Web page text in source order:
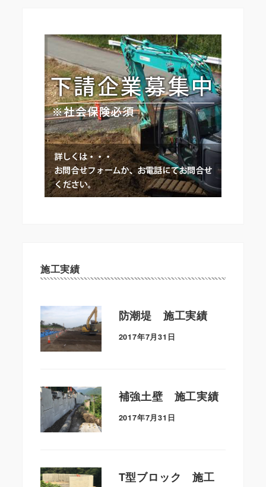
施工実績
防潮堤 施工実績
2017年7月31日
補強土壁 施工実績
2017年7月31日
T型ブロック 施工